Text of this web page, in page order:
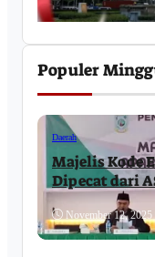
Populer
Daerah
Majelis Kode
Dipecat dari
November 12, 2025